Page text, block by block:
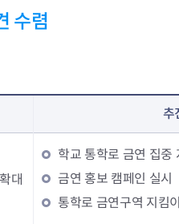
수렴
추
대
학교 통학로 금연 집중
금연 홍보 캠페인 실시
통학로 금연구역 지킴